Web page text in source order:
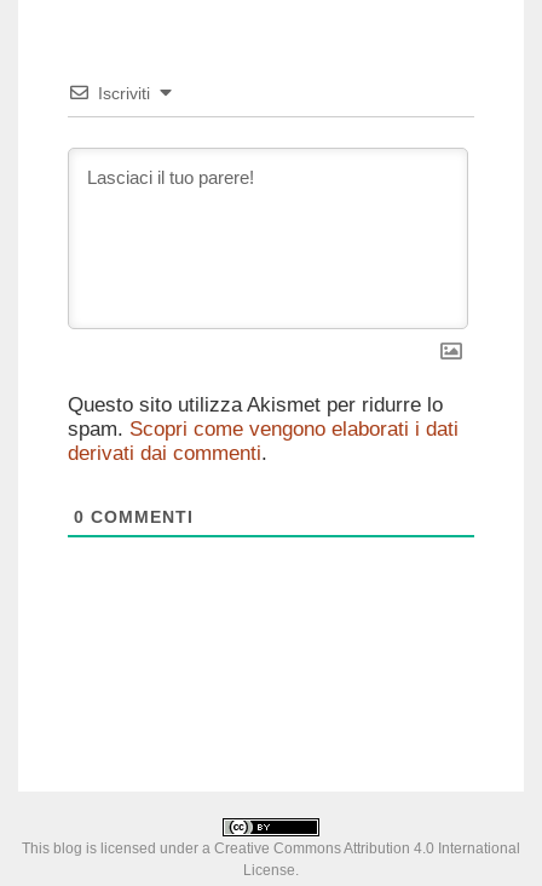
Iscriviti
Questo sito utilizza Akismet per ridurre lo
spam. Scopri come vengono elaborati i dati
derivati dai commenti.
0 COMMENTI
This blog is licensed under a Creative Commons Attribution 4.0 International
License.